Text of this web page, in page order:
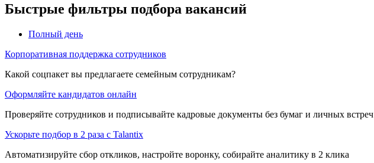
Быстрые фильтры подбора вакансий
Полный день
Корпоративная поддержка сотрудников
Какой соцпакет вы предлагаете семейным сотрудникам?
Оформляйте кандидатов онлайн
Проверяйте сотрудников и подписывайте кадровые документы без бумаг и личных встреч
Ускорьте подбор в 2 раза с Talantix
Автоматизируйте сбор откликов, настройте воронку, собирайте аналитику в 2 клика